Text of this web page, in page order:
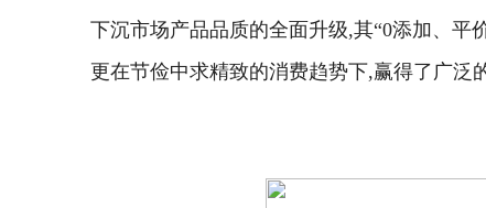
下沉市场产品品质的全面升级,其“0添加、平
更在节俭中求精致的消费趋势下,赢得了广泛